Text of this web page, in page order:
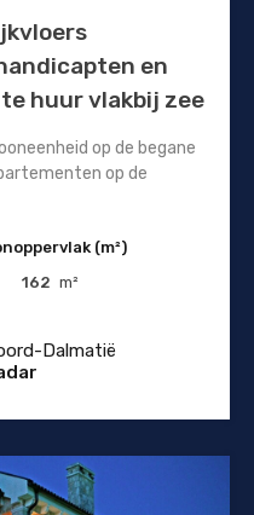
en
huur vlakbij zee
op de begane
op de
(m²)
162 m²
Dalmatië